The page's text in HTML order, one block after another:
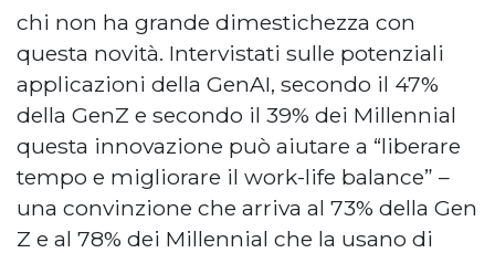
chi non ha grande dimestichezza con
questa novità. Intervistati sulle potenziali
applicazioni della GenAI, secondo il 47%
della GenZ e secondo il 39% dei Millennial
questa innovazione può aiutare a “liberare
tempo e migliorare il work-life balance” –
una convinzione che arriva al 73% della Gen
Z e al 78% dei Millennial che la usano di